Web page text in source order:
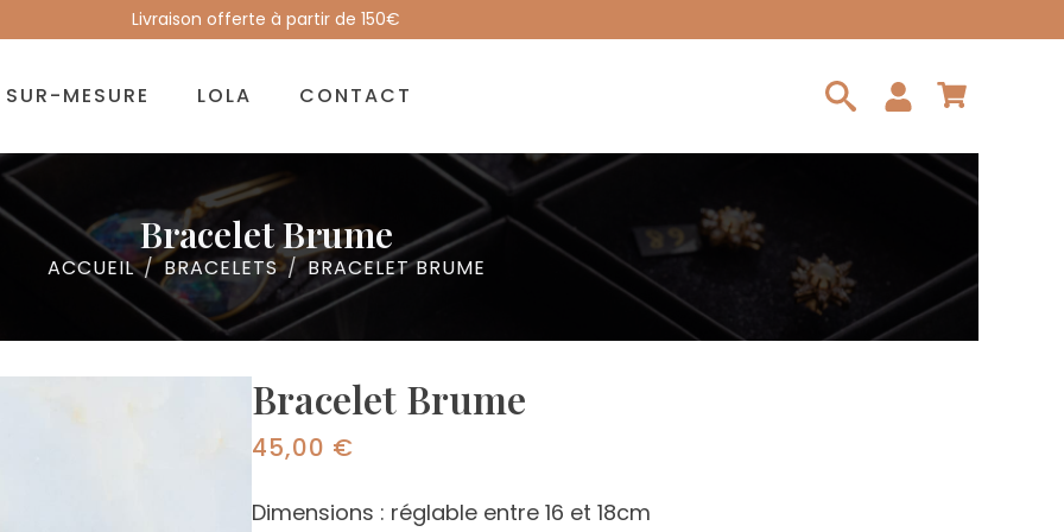
Livraison offerte à partir de 150€
SUR-MESURE LOLA
CONTACT
Bracelet Brume
ACCUEIL BRACELETS BRACELET BRUME
Bracelet Brume
45,00 €
Dimensions : réglable entre 16 et 18cm